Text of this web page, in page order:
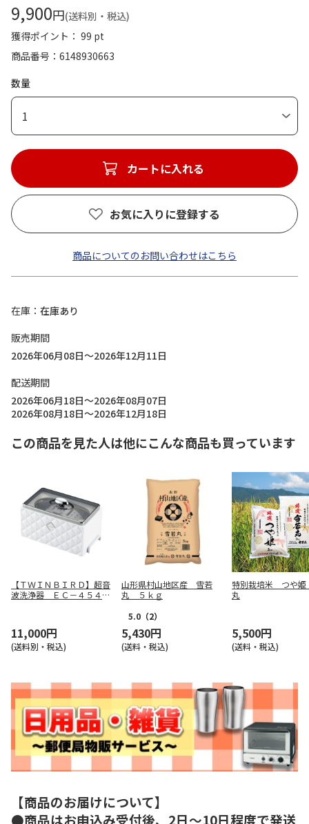
9,900円(送料別・税込)
獲得ポイント： 99 pt
商品番号
6148930663
数量
1
カートに入れる
お気に入りに登録する
商品についてのお問い合わせはこちら
在庫
在庫あり
販売期間
2026年06月08日～2026年12月11日
配送期間
2026年06月18日～2026年08月07日
2026年08月18日～2026年12月18日
この商品を見た人は他にこんな商品も買っています
【ＴＷＩＮＢＩＲＤ】超音
波洗浄器 ＥＣ－４５４８
11,000円
(送料別・税込)
山形県村山地区産 雪若
丸 ５ｋｇ
5.0 （2）
5,430円
(送料・税込)
特別栽培米 つや姫
丸
5,500円
(送料・税込)
【商品のお届けについて】
●商品はお申込み受付後、2日～10日程度で発送